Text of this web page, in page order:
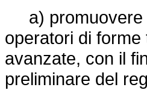
a) promuovere
operatori di
avanzate, con il
preliminare del